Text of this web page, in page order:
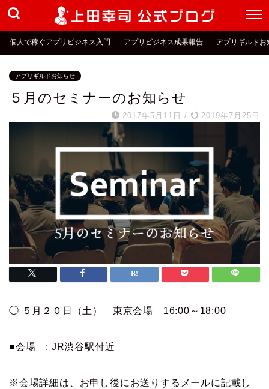
個人で稼ぐアプリビジネス入門 アプリビジネス成果報告 アプリギルドお
アプリギルドお知らせ
５月のセミナーのお知らせ
2017年5月11日 / 2019年7月25日
◯ ５月２０日（土） 東京会場 16:00～18:00
■会場 : JR渋谷駅付近
※会場詳細は、お申し後にお送りするメールに記載し